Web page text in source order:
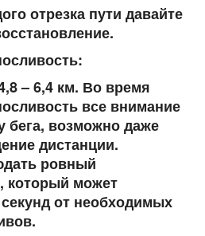
пути давайте
– 6,4 км. Во время
все внимание
бега, возможно даже
дистанции.
ровный
который может
от необходимых